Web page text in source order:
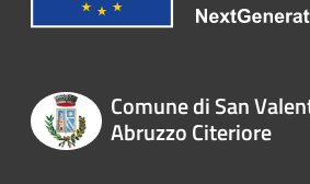
Comune di San
Abruzzo Citeriore